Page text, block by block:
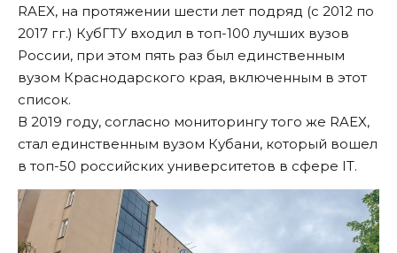
RAEX, на протяжении шести лет подряд (с 2012 по
2017 гг.) КубГТУ входил в топ-100 лучших вузов
России, при этом пять раз был единственным
вузом Краснодарского края, включенным в этот
список.
В 2019 году, согласно мониторингу того же RAEX,
стал единственным вузом Кубани, который вошел
в топ-50 российских университетов в сфере IT.